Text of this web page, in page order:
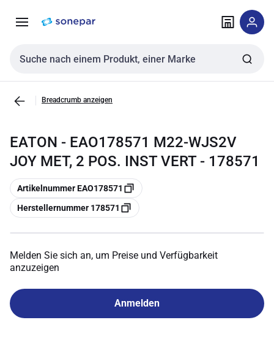
NavigationInhalt
Sucheingabe
Breadcrumb anzeigen
EATON - EAO178571 M22-WJS2V
JOY MET, 2 POS. INST VERT - 178571
Kopieren
Artikelnummer EAO178571
Kopieren
Herstellernummer 178571
Melden Sie sich an, um Preise und Verfügbarkeit
anzuzeigen
Anmelden